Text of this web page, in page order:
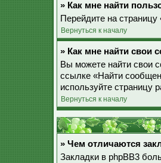
» Как мне найти
Перейдите на
Вернуться к началу
» Как мне найти свои
Вы можете найти свои
ссылке «Найти
используйте страницу
Вернуться к началу
» Чем отличаются
Закладки в phpBB3